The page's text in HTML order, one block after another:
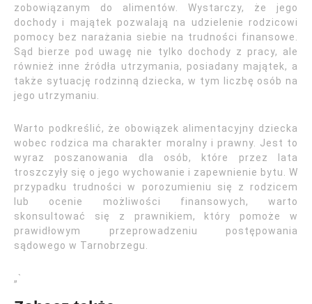
zobowiązanym do alimentów. Wystarczy, że jego
dochody i majątek pozwalają na udzielenie rodzicowi
pomocy bez narażania siebie na trudności finansowe.
Sąd bierze pod uwagę nie tylko dochody z pracy, ale
również inne źródła utrzymania, posiadany majątek, a
także sytuację rodzinną dziecka, w tym liczbę osób na
jego utrzymaniu.
Warto podkreślić, że obowiązek alimentacyjny dziecka
wobec rodzica ma charakter moralny i prawny. Jest to
wyraz poszanowania dla osób, które przez lata
troszczyły się o jego wychowanie i zapewnienie bytu. W
przypadku trudności w porozumieniu się z rodzicem
lub ocenie możliwości finansowych, warto
skonsultować się z prawnikiem, który pomoże w
prawidłowym przeprowadzeniu postępowania
sądowego w Tarnobrzegu.
„`